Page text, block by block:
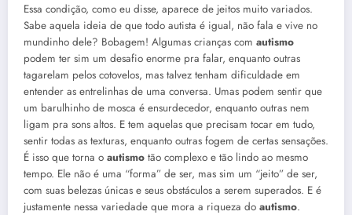
Essa condição, como eu disse, aparece de jeitos muito variados.
Sabe aquela ideia de que todo autista é igual, não fala e vive no
mundinho dele? Bobagem! Algumas crianças com autismo
podem ter sim um desafio enorme pra falar, enquanto outras
tagarelam pelos cotovelos, mas talvez tenham dificuldade em
entender as entrelinhas de uma conversa. Umas podem sentir que
um barulhinho de mosca é ensurdecedor, enquanto outras nem
ligam pra sons altos. E tem aquelas que precisam tocar em tudo,
sentir todas as texturas, enquanto outras fogem de certas sensações.
É isso que torna o autismo tão complexo e tão lindo ao mesmo
tempo. Ele não é uma “forma” de ser, mas sim um “jeito” de ser,
com suas belezas únicas e seus obstáculos a serem superados. E é
justamente nessa variedade que mora a riqueza do autismo.